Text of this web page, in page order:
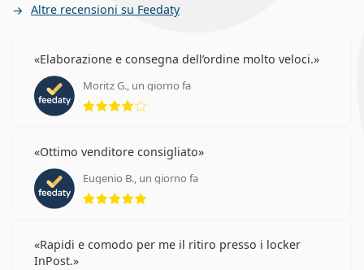
Altre recensioni su Feedaty
Elaborazione e consegna dell’ordine molto veloci.
Moritz G., un giorno fa
valutazione 4 di 5
Ottimo venditore consigliato
Eugenio B., un giorno fa
valutazione 5 di 5
Rapidi e comodo per me il ritiro presso i locker
InPost.